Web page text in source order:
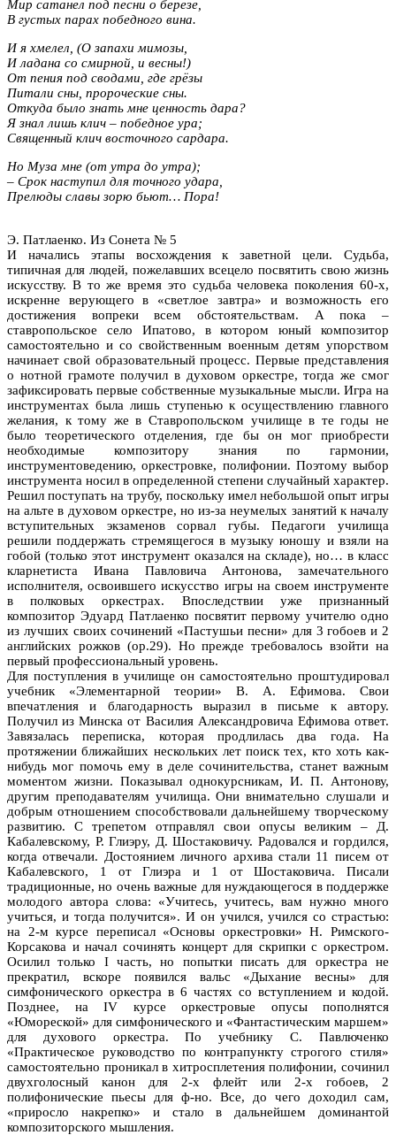
Мир сатанел под песни о березе,
В густых парах победного вина.
И я хмелел, (О запахи мимозы,
И ладана со смирной, и весны!)
От пения под сводами, где грёзы
Питали сны, пророческие сны.
Откуда было знать мне ценность дара?
Я знал лишь клич – победное ура;
Священный клич восточного сардара.
Но Муза мне (от утра до утра);
– Срок наступил для точного удара,
Прелюды славы зорю бьют… Пора!
Э. Патлаенко. Из Сонета № 5
И начались этапы восхождения к заветной цели. Судьба,
типичная для людей, пожелавших всецело посвятить свою жизнь
искусству. В то же время это судьба человека поколения 60-х,
искренне верующего в «светлое завтра» и возможность его
достижения вопреки всем обстоятельствам. А пока –
ставропольское село Ипатово, в котором юный композитор
самостоятельно и со свойственным военным детям упорством
начинает свой образовательный процесс. Первые представления
о нотной грамоте получил в духовом оркестре, тогда же смог
зафиксировать первые собственные музыкальные мысли. Игра на
инструментах была лишь ступенью к осуществлению главного
желания, к тому же в Ставропольском училище в те годы не
было теоретического отделения, где бы он мог приобрести
необходимые композитору знания по гармонии,
инструментоведению, оркестровке, полифонии. Поэтому выбор
инструмента носил в определенной степени случайный характер.
Решил поступать на трубу, поскольку имел небольшой опыт игры
на альте в духовом оркестре, но из-за неумелых занятий к началу
вступительных экзаменов сорвал губы. Педагоги училища
решили поддержать стремящегося в музыку юношу и взяли на
гобой (только этот инструмент оказался на складе), но… в класс
кларнетиста Ивана Павловича Антонова, замечательного
исполнителя, освоившего искусство игры на своем инструменте
в полковых оркестрах. Впоследствии уже признанный
композитор Эдуард Патлаенко посвятит первому учителю одно
из лучших своих сочинений «Пастушьи песни» для 3 гобоев и 2
английских рожков (ор.29). Но прежде требовалось взойти на
первый профессиональный уровень.
Для поступления в училище он самостоятельно проштудировал
учебник «Элементарной теории» В. А. Ефимова. Свои
впечатления и благодарность выразил в письме к автору.
Получил из Минска от Василия Александровича Ефимова ответ.
Завязалась переписка, которая продлилась два года. На
протяжении ближайших нескольких лет поиск тех, кто хоть как-
нибудь мог помочь ему в деле сочинительства, станет важным
моментом жизни. Показывал однокурсникам, И. П. Антонову,
другим преподавателям училища. Они внимательно слушали и
добрым отношением способствовали дальнейшему творческому
развитию. С трепетом отправлял свои опусы великим – Д.
Кабалевскому, Р. Глиэру, Д. Шостаковичу. Радовался и гордился,
когда отвечали. Достоянием личного архива стали 11 писем от
Кабалевского, 1 от Глиэра и 1 от Шостаковича. Писали
традиционные, но очень важные для нуждающегося в поддержке
молодого автора слова: «Учитесь, учитесь, вам нужно много
учиться, и тогда получится». И он учился, учился со страстью:
на 2-м курсе переписал «Основы оркестровки» Н. Римского-
Корсакова и начал сочинять концерт для скрипки с оркестром.
Осилил только I часть, но попытки писать для оркестра не
прекратил, вскоре появился вальс «Дыхание весны» для
симфонического оркестра в 6 частях со вступлением и кодой.
Позднее, на IV курсе оркестровые опусы пополнятся
«Юмореской» для симфонического и «Фантастическим маршем»
для духового оркестра. По учебнику С. Павлюченко
«Практическое руководство по контрапункту строгого стиля»
самостоятельно проникал в хитросплетения полифонии, сочинил
двухголосный канон для 2-х флейт или 2-х гобоев, 2
полифонические пьесы для ф-но. Все, до чего доходил сам,
«приросло накрепко» и стало в дальнейшем доминантой
композиторского мышления.